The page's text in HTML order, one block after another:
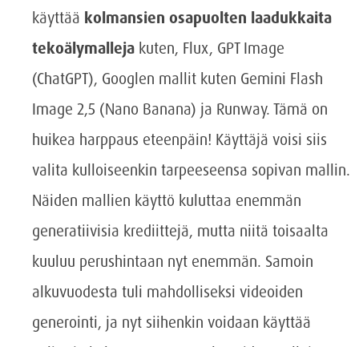
käyttää kolmansien osapuolten laadukkaita
tekoälymalleja kuten, Flux, GPT Image
(ChatGPT), Googlen mallit kuten Gemini Flash
Image 2,5 (Nano Banana) ja Runway. Tämä on
huikea harppaus eteenpäin! Käyttäjä voisi siis
valita kulloiseenkin tarpeeseensa sopivan mallin.
Näiden mallien käyttö kuluttaa enemmän
generatiivisia krediittejä, mutta niitä toisaalta
kuuluu perushintaan nyt enemmän. Samoin
alkuvuodesta tuli mahdolliseksi videoiden
generointi, ja nyt siihenkin voidaan käyttää